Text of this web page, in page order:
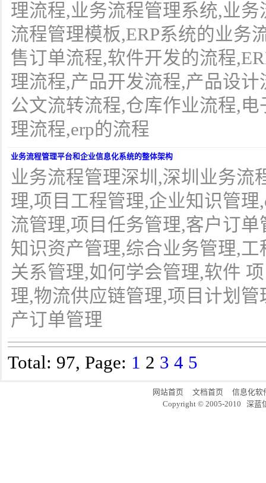
理流程,业务流程管理系统,业
流程管理模板,ERP系统的业务
售订单流程,软件开发的流程
理流程,产品开发流程,产品设
公文流转流程,仓库作业流程,
理流程,erp的流程
业务流程管理平台和企业信息化系统的整体架构
业务流程管理深圳,深圳业务流
理,项目工程管理,企业知识管理
流管理,项目任务管理,客户订
知识资产管理,综合业务管理,
关系管理,如何学会管理,软件
理,物流供应链管理,项目计划
产订单管理
Total: 97, Page: 1 2 3 4 5
网站首页 文档首页
信息化软
Copyright © 2005-2010 深